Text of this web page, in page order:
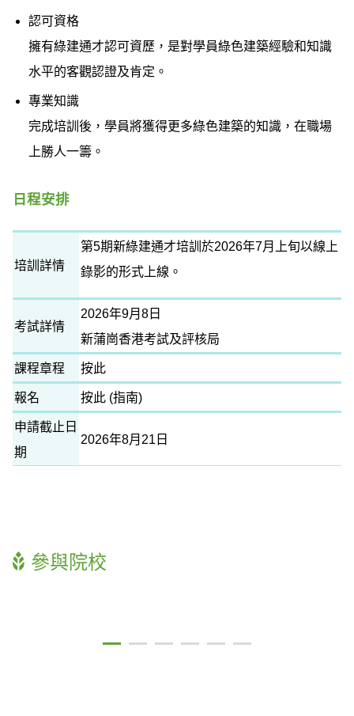
認可資格
擁有綠建通才認可資歷，是對學員綠色建築經驗和知識
水平的客觀認證及肯定。
專業知識
完成培訓後，學員將獲得更多綠色建築的知識，在職場
上勝人一籌。
日程安排
培訓詳情
第5期新綠建通才培訓於2026年7月上旬以線上
錄影的形式上線。
考試詳情
2026年9月8日
新蒲崗香港考試及評核局
課程章程 按此
報名 按此 (指南)
申請截止日
期
2026年8月21日
參與院校